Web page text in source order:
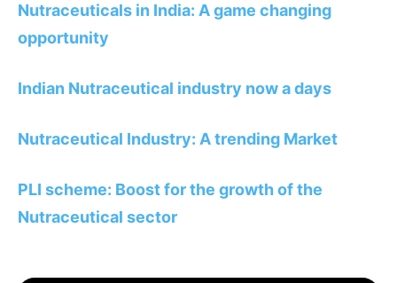
Nutraceuticals in India: A game changing
opportunity
Indian Nutraceutical industry now a days
Nutraceutical Industry: A trending Market
PLI scheme: Boost for the growth of the
Nutraceutical sector